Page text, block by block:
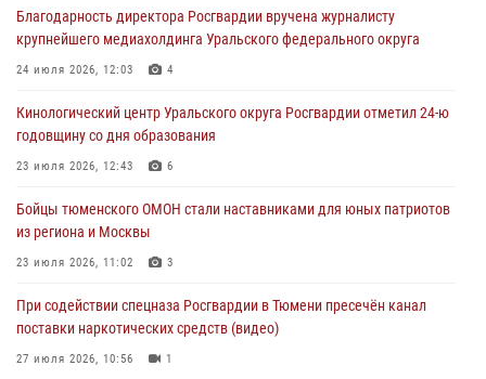
В Тюмени офицер Росгвардии в радиоэфире напомнил гражданам о
мерах безопасного владения оружием
05 августа 2026, 09:56
Военнослужащие Росгвардии сбили дрон-разведчик ВСУ на южном
направлении
05 августа 2026, 05:35
Стальной характер продемонстрировали росгвардейцы в ходе
масштабных спортивных событий на Урале
05 августа 2026, 05:22
Благодарность директора Росгвардии вручена журналисту
крупнейшего медиахолдинга Уральского федерального округа
24 июля 2026, 12:03 4
Кинологический центр Уральского округа Росгвардии отметил 24-ю
годовщину со дня образования
23 июля 2026, 12:43 6
Бойцы тюменского ОМОН стали наставниками для юных патриотов
из региона и Москвы
23 июля 2026, 11:02 3
При содействии спецназа Росгвардии в Тюмени пресечён канал
поставки наркотических средств (видео)
27 июля 2026, 10:56 1